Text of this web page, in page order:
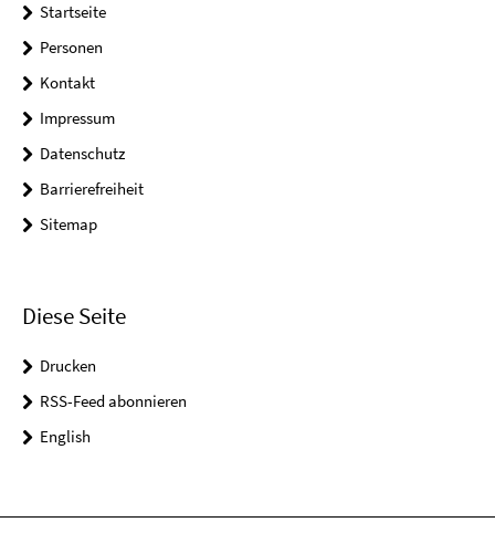
Startseite
Personen
Kontakt
Impressum
Datenschutz
Barrierefreiheit
Sitemap
Diese Seite
Drucken
RSS-Feed abonnieren
English